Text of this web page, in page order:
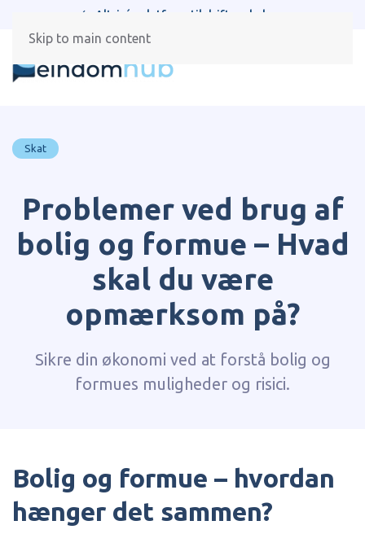
Skip to main content
Alt-i-én platform til drift og beboere
Skat
Problemer ved brug af
bolig og formue – Hvad
skal du være
opmærksom på?
Sikre din økonomi ved at forstå bolig og
formues muligheder og risici.
Bolig og formue – hvordan
hænger det sammen?